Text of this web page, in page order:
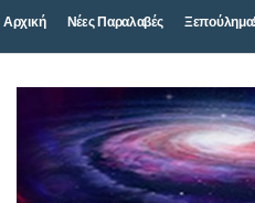
Αρχική Νέες Παραλαβές Ξεπούλημα!